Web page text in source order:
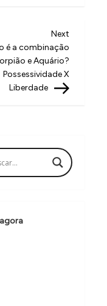
Next
Post
Next
é a combinação
e Aquário?
Possessividade X
Liberdade